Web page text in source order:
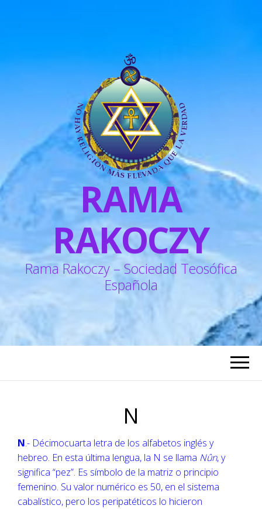
RAMA
RAKOCZY
Rama Rakoczy – Sociedad Teosófica
Española
N
N.- Décimocuarta letra de los alfabetos inglés y
hebreo. En esta última lengua, la N se llama Nûn, y
significa “pez”. Es símbolo de la matriz o principio
femenino. Su valor numérico es 50, en el sistema
cabalístico, pero los peripatéticos lo hicieron